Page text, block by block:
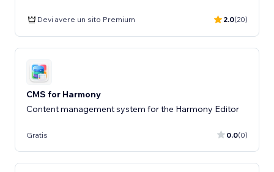
Devi avere un sito Premium 2.0(20)
CMS for Harmony
Content management system for the Harmony Editor
Gratis 0.0(0)